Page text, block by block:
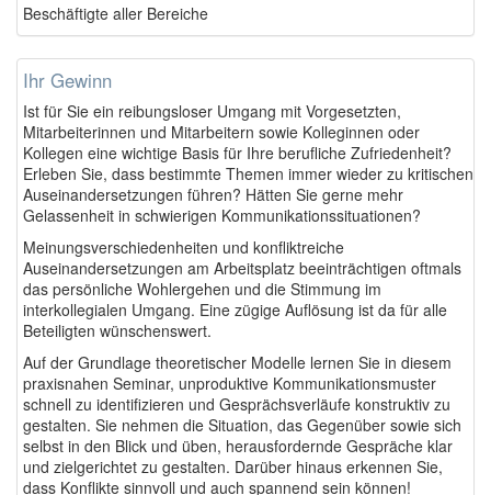
Beschäftigte aller Bereiche
Ihr Gewinn
Ist für Sie ein reibungsloser Umgang mit Vorgesetzten,
Mitarbeiterinnen und Mitarbeitern sowie Kolleginnen oder
Kollegen eine wichtige Basis für Ihre berufliche Zufriedenheit?
Erleben Sie, dass bestimmte Themen immer wieder zu kritischen
Auseinandersetzungen führen? Hätten Sie gerne mehr
Gelassenheit in schwierigen Kommunikationssituationen?
Meinungsverschiedenheiten und konfliktreiche
Auseinandersetzungen am Arbeitsplatz beeinträchtigen oftmals
das persönliche Wohlergehen und die Stimmung im
interkollegialen Umgang. Eine zügige Auflösung ist da für alle
Beteiligten wünschenswert.
Auf der Grundlage theoretischer Modelle lernen Sie in diesem
praxisnahen Seminar, unproduktive Kommunikationsmuster
schnell zu identifizieren und Gesprächsverläufe konstruktiv zu
gestalten. Sie nehmen die Situation, das Gegenüber sowie sich
selbst in den Blick und üben, herausfordernde Gespräche klar
und zielgerichtet zu gestalten. Darüber hinaus erkennen Sie,
dass Konflikte sinnvoll und auch spannend sein können!